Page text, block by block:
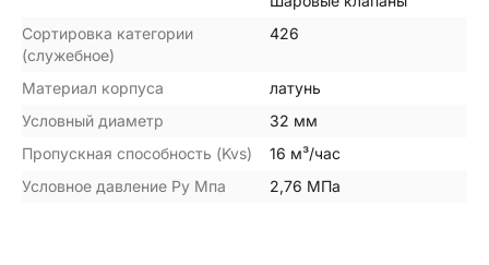
Сортировка категории
(служебное)
426
Материал корпуса
латунь
Условный диаметр
32 мм
Пропускная способность (Kvs)
16 м³/час
Условное давление Ру Мпа
2,76 МПа